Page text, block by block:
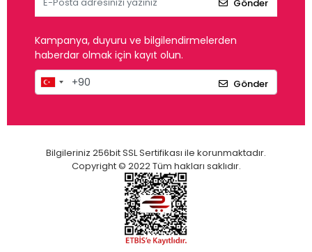
Gönder
Kampanya, duyuru ve bilgilendirmelerden
haberdar olmak için kayıt olun.
Gönder
Bilgileriniz 256bit SSL Sertifikası ile korunmaktadır.
Copyright © 2022 Tüm hakları saklıdır.